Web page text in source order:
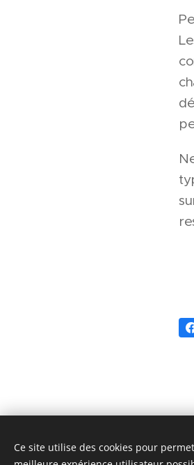
Ce site utilise des cookies pour